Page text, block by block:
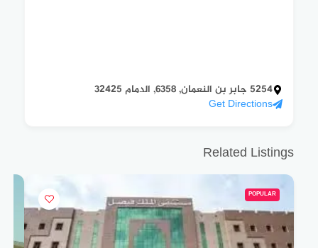
5254 جابر بن النعمان, 6358, الدمام 32425
Get Directions
Related Listings
POPULAR